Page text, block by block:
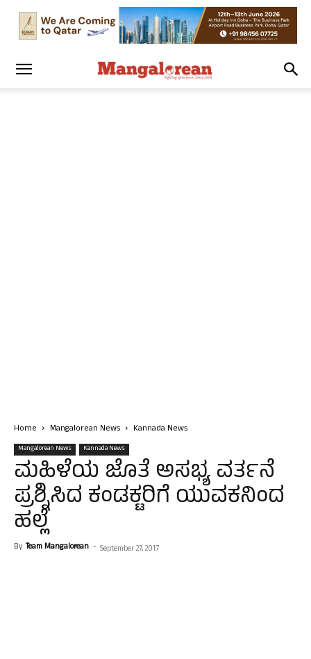
Home Mangalorean News Kannada News
Mangalorean News Kannada News
ಮಹಿಳೆಯ ಜೊತೆ ಅಸಭ್ಯ ವರ್ತನೆ
ಪ್ರಶ್ನಿಸಿದ ಕಂಡಕ್ಟರಿಗೆ ಯುವಕನಿಂದ
ಹಲ್ಲೆ
By Team Mangalorean - September 27, 2017